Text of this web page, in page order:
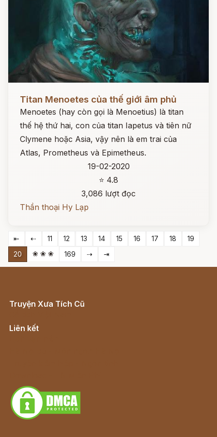
Titan Menoetes của thế giới âm phủ
Menoetes (hay còn gọi là Menoetius) là titan
thế hệ thứ hai, con của titan Iapetus và tiên nữ
Clymene hoặc Asia, vậy nên là em trai của
Atlas, Prometheus và Epimetheus.
19-02-2020
⭐ 4.8
3,086 lượt đọc
Thần thoại Hy Lạp
⇤ ⇠ 11 12 13 14 15 16 17 18
19
20
❀ ❀ ❀ 169 ⇢ ⇥
Truyện Xưa Tích Cũ
Liên kết